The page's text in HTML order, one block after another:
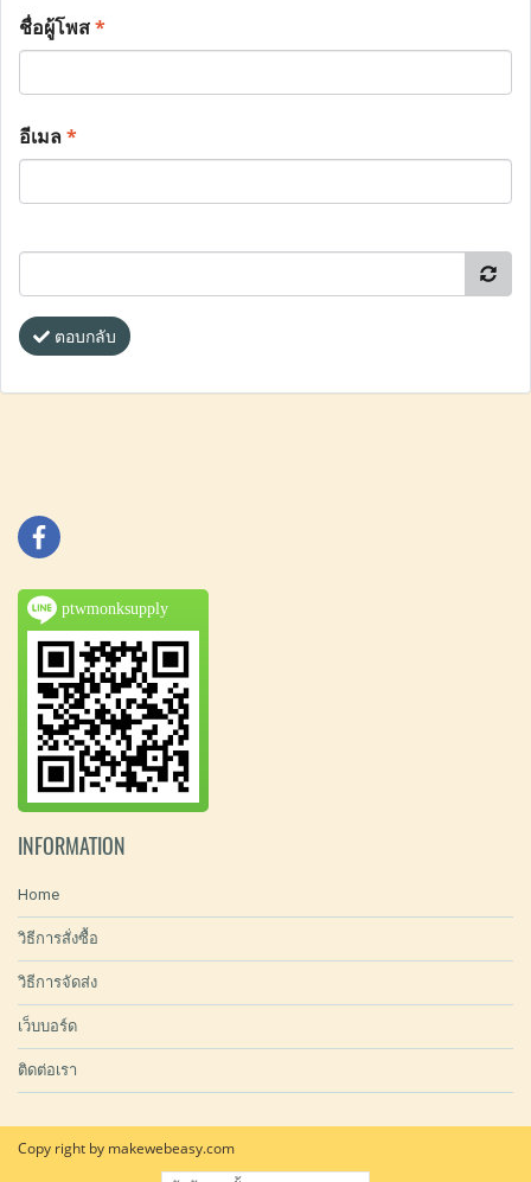
ชื่อผู้โพส*
อีเมล*
ตอบกลับ
ptwmonksupply
INFORMATION
Home
วิธีการสั่งซื้อ
วิธีการจัดส่ง
เว็บบอร์ด
ติดต่อเรา
Copy right by makewebeasy.com